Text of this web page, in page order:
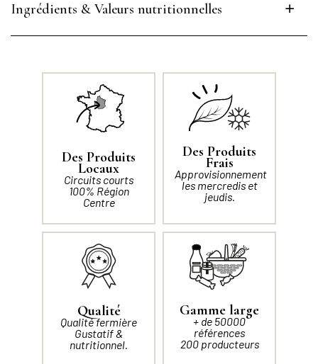
Ingrédients & Valeurs nutritionnelles
Des Produits
Locaux
Circuits courts
100% Région
Centre
Des Produits
Frais
Approvisionnement
les mercredis et
jeudis.
Qualité
Qualité fermière
Gustatif &
nutritionnel.
Gamme large
+ de 50000
références
200 producteurs